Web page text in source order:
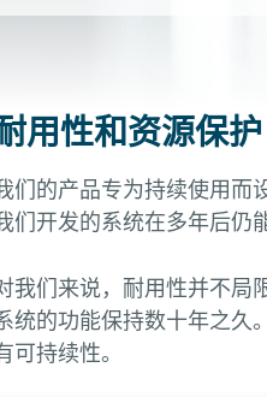
用性和资源保护
们的产品专为持续使用而
们开发的系统在多年后仍
我们来说，耐用性并不局
统的功能保持数十年之久
可持续性。